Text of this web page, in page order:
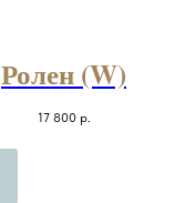
Ролен (W)
17 800 р.